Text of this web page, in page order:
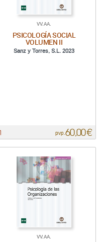
VV.AA.
PSICOLOGÍA SOCIAL
VOLUMEN II
Sanz y Torres, S.L. 2023
pvp.60,00 €
VV.AA.